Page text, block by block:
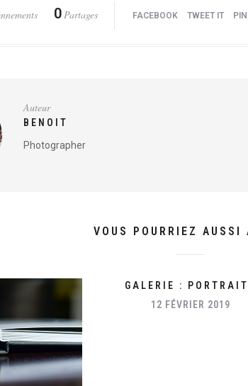
0 Partages FACEBOOK TWEET IT
Auteur
BENOIT
Photographer
VOUS POURRIEZ AUSSI
GALERIE :
12 FÉVRIER 2019